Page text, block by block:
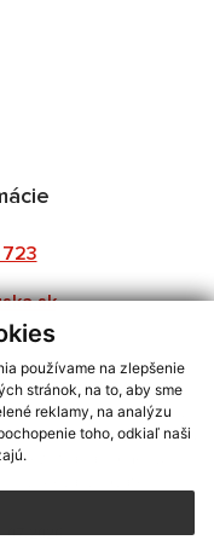
používame na zlepšenie
stránok, na to, aby sme
reklamy, na analýzu
toho, odkiaľ naši
723
s využitím RSS
Mapa stránok,web portál
,registrácia domény